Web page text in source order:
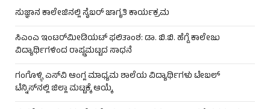
ಸುಜ್ಞಾನ ಕಾಲೇಜಿನಲ್ಲಿ ಸೈಬರ್ ಜಾಗೃತಿ ಕಾರ್ಯಕ್ರಮ
ಸಿಎಂಎ ಇಂಟರ್‌ಮೀಡಿಯಟ್ ಫಲಿತಾಂಶ: ಡಾ. ಬಿ.ಬಿ. ಹೆಗ್ಡೆ ಕಾಲೇಜು
ವಿದ್ಯಾರ್ಥಿಗಳಿಂದ ರಾಷ್ಟ್ರಮಟ್ಟದ ಸಾಧನೆ
ಗಂಗೊಳ್ಳಿ ಎಸ್‌ವಿ ಆಂಗ್ಲ ಮಾಧ್ಯಮ ಶಾಲೆಯ ವಿದ್ಯಾರ್ಥಿಗಳು ಟೇಬಲ್‌
ಟೆನ್ನಿಸ್‌ನಲ್ಲಿ ಜಿಲ್ಲಾ ಮಟ್ಟಕ್ಕೆ ಆಯ್ಕೆ